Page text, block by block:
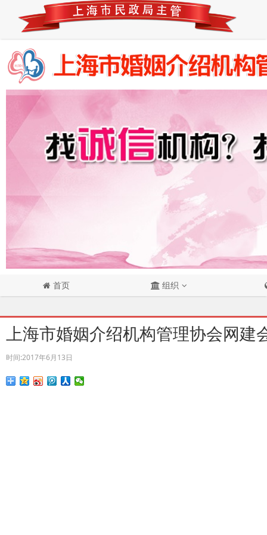
首页 组织
上海市婚姻介绍机构管理协会网建
时间:2017年6月13日